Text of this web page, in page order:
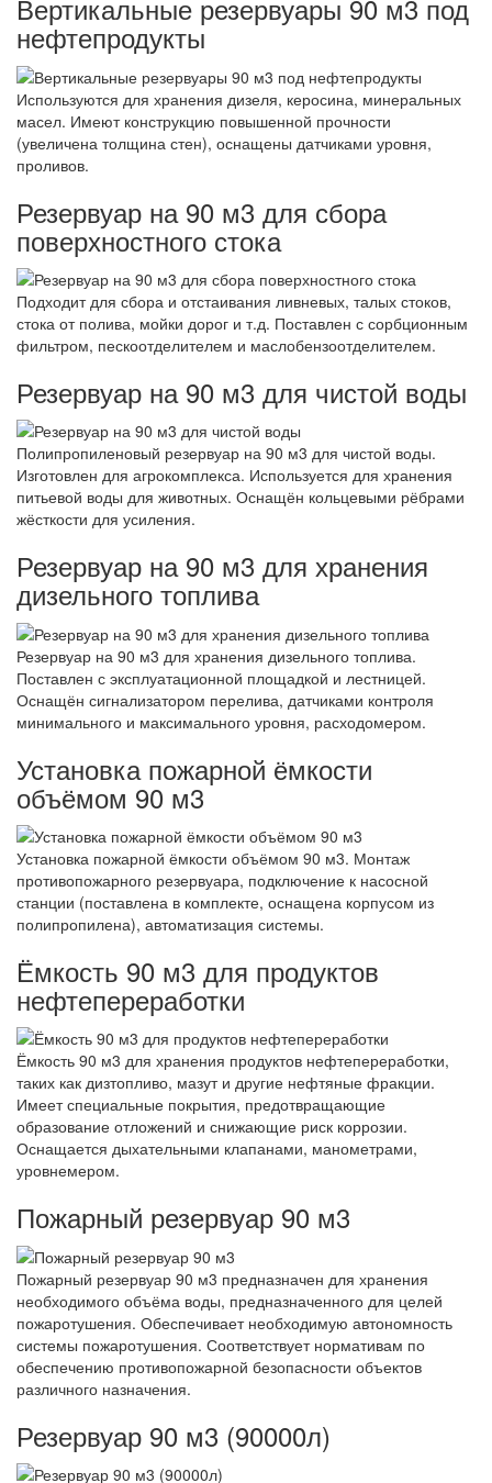
Вертикальные резервуары 90 м3 под
нефтепродукты
Используются для хранения дизеля, керосина, минеральных
масел. Имеют конструкцию повышенной прочности
(увеличена толщина стен), оснащены датчиками уровня,
проливов.
Резервуар на 90 м3 для сбора
поверхностного стока
Подходит для сбора и отстаивания ливневых, талых стоков,
стока от полива, мойки дорог и т.д. Поставлен с сорбционным
фильтром, пескоотделителем и маслобензоотделителем.
Резервуар на 90 м3 для чистой воды
Полипропиленовый резервуар на 90 м3 для чистой воды.
Изготовлен для агрокомплекса. Используется для хранения
питьевой воды для животных. Оснащён кольцевыми рёбрами
жёсткости для усиления.
Резервуар на 90 м3 для хранения
дизельного топлива
Резервуар на 90 м3 для хранения дизельного топлива.
Поставлен с эксплуатационной площадкой и лестницей.
Оснащён сигнализатором перелива, датчиками контроля
минимального и максимального уровня, расходомером.
Установка пожарной ёмкости
объёмом 90 м3
Установка пожарной ёмкости объёмом 90 м3. Монтаж
противопожарного резервуара, подключение к насосной
станции (поставлена в комплекте, оснащена корпусом из
полипропилена), автоматизация системы.
Ёмкость 90 м3 для продуктов
нефтепереработки
Ёмкость 90 м3 для хранения продуктов нефтепереработки,
таких как дизтопливо, мазут и другие нефтяные фракции.
Имеет специальные покрытия, предотвращающие
образование отложений и снижающие риск коррозии.
Оснащается дыхательными клапанами, манометрами,
уровнемером.
Пожарный резервуар 90 м3
Пожарный резервуар 90 м3 предназначен для хранения
необходимого объёма воды, предназначенного для целей
пожаротушения. Обеспечивает необходимую автономность
системы пожаротушения. Соответствует нормативам по
обеспечению противопожарной безопасности объектов
различного назначения.
Резервуар 90 м3 (90000л)